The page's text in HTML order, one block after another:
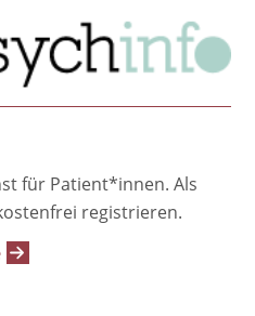
für Patient*innen. Als
registrieren.